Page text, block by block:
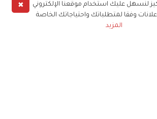
✖
لنسهل عليك استخدام موقعنا الإلكتروني
وفقا لمتطلباتك واحتياجاتك الخاصة
المزيد